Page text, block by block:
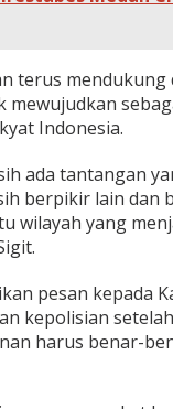
terus mendukung
mewujudkan
Indonesia.
ada tantangan
berpikir lain dan
wilayah yang
pesan kepada
kepolisian
harus benar-